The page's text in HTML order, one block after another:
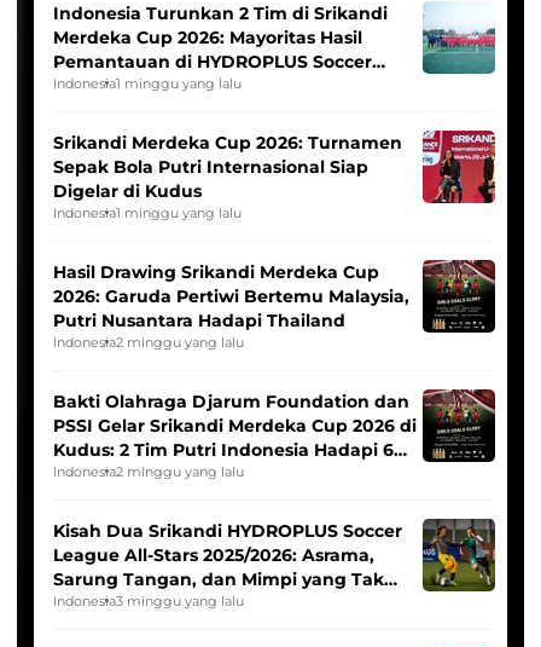
Indonesia Turunkan 2 Tim di Srikandi
Merdeka Cup 2026: Mayoritas Hasil
Pemantauan di HYDROPLUS Soccer
League
Indonesia1 minggu yang lalu
Srikandi Merdeka Cup 2026: Turnamen
Sepak Bola Putri Internasional Siap
Digelar di Kudus
Indonesia1 minggu yang lalu
Hasil Drawing Srikandi Merdeka Cup
2026: Garuda Pertiwi Bertemu Malaysia,
Putri Nusantara Hadapi Thailand
Indonesia2 minggu yang lalu
Bakti Olahraga Djarum Foundation dan
PSSI Gelar Srikandi Merdeka Cup 2026 di
Kudus: 2 Tim Putri Indonesia Hadapi 6
Tim Asia
Indonesia2 minggu yang lalu
Kisah Dua Srikandi HYDROPLUS Soccer
League All-Stars 2025/2026: Asrama,
Sarung Tangan, dan Mimpi yang Tak
Pernah Padam
Indonesia3 minggu yang lalu